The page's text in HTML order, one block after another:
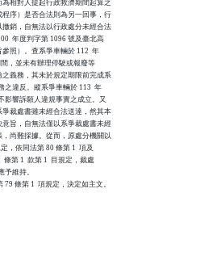
為相對人提起行政救濟期間起算之
程序）是否合法則為另一回事，行
撤銷，自無法以行政處分未經合法
年度判字第 1096 號及臺北高
參照）。查系爭車輛於 112  年
間，並未有辦理停駛或報廢等
之義務，其未於規定期限前完成系
之違反。縱系爭車輛於 113  年
影響訴願人違規事實之成立。又
爭裁處書雖未經合法送達，然其本
意旨，自無法僅以系爭裁處書未經
，尚難採據。從而，原處分機關以
，依同法第 80 條第 1  項及
第 1  款第 1  目規定，裁處
予維持。
條第 1  項規定，決定如主文。